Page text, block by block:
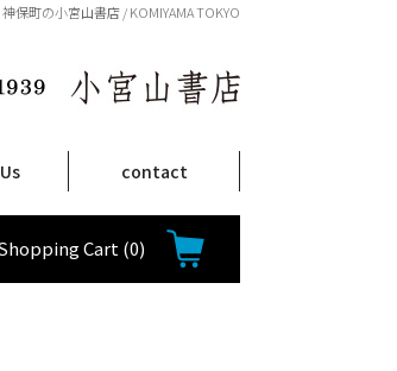
神保町の小宮山書店 / KOMIYAMA TOKYO
て
に関する表示
ポリシー
contact
Cart (0)